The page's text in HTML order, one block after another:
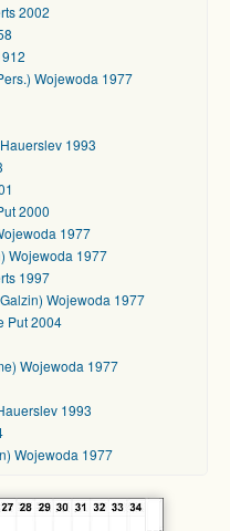
2002
Wojewoda 1977
1993
2000
1977
Wojewoda 1977
1997
Wojewoda 1977
Put 2004
Wojewoda 1977
1993
Wojewoda 1977